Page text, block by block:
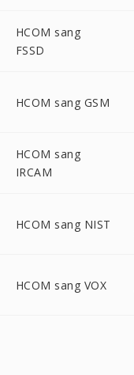
HCOM sang
FSSD
HCOM sang GSM
HCOM sang
IRCAM
HCOM sang NIST
HCOM sang VOX